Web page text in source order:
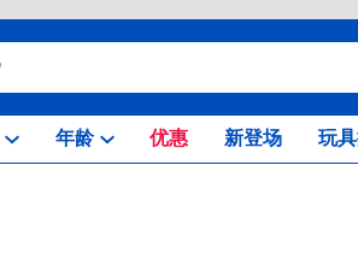
年龄 优惠 新登场 玩